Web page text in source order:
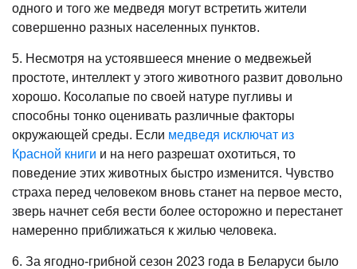
одного и того же медведя могут встретить жители
совершенно разных населенных пунктов.
5. Несмотря на устоявшееся мнение о медвежьей
простоте, интеллект у этого животного развит довольно
хорошо. Косолапые по своей натуре пугливы и
способны тонко оценивать различные факторы
окружающей среды. Если медведя исключат из
Красной книги и на него разрешат охотиться, то
поведение этих животных быстро изменится. Чувство
страха перед человеком вновь станет на первое место,
зверь начнет себя вести более осторожно и перестанет
намеренно приближаться к жилью человека.
6. За ягодно-грибной сезон 2023 года в Беларуси было